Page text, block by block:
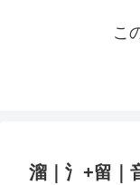
こ
溜｜氵+留｜